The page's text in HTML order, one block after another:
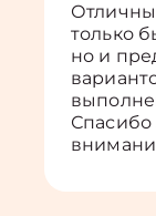
только
но и